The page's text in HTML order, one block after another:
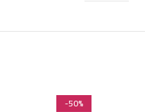
-50%